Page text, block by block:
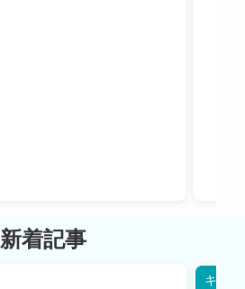
新着記事
キャリ